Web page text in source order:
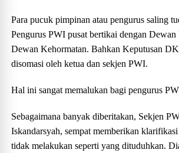
Para pucuk pimpinan atau pengurus saling
Pengurus PWI pusat bertikai dengan Dewan
Dewan Kehormatan. Bahkan Keputusan
disomasi oleh ketua dan sekjen PWI.
Hal ini sangat memalukan bagi pengurus
Sebagaimana banyak diberitakan, Sekjen
Iskandarsyah, sempat memberikan
tidak melakukan seperti yang dituduhkan.